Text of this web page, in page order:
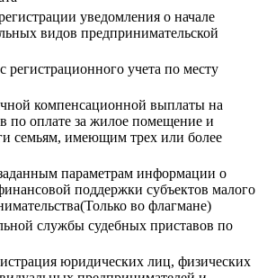
уведомления о начале
видов предпринимательской
регистрационного учета по месту
компенсационной выплаты на
по оплате за жилое помещение и
семьям, имеющим трех или более
параметрам информации о
поддержки субъектов малого
во флагмане)
службы судебных приставов по
юридических лиц, физических